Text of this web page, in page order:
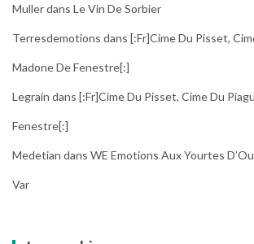
Mullerdans Le Vin De Sorbier
Terresdemotions dans [:fr]Cime Du Pisset,
Madone De Fenestre[:]
Legrain dans [:fr]Cime Du Pisset, Cime Du
Fenestre[:]
Medetian dans WE Emotions Aux Yourtes
Var